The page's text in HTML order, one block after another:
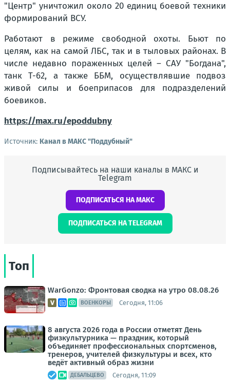
"Центр" уничтожил около 20 единиц боевой техники
формирований ВСУ.
Работают в режиме свободной охоты. Бьют по
целям, как на самой ЛБС, так и в тыловых районах. В
числе недавно пораженных целей – САУ "Богдана",
танк Т-62, а также ББМ, осуществлявшие подвоз
живой силы и боеприпасов для подразделений
боевиков.
https://max.ru/epoddubny
Источник: Канал в МАКС "Поддубный"
Подписывайтесь на наши каналы в МАКС и
Telegram
ПОДПИСАТЬСЯ НА МАКС
ПОДПИСАТЬСЯ НА TELEGRAM
Топ
WarGonzo: Фронтовая сводка на утро 08.08.26
ВОЕНКОРЫ Сегодня, 11:06
8 августа 2026 года в России отметят День
физкультурника — праздник, который
объединяет профессиональных спортсменов,
тренеров, учителей физкультуры и всех, кто
ведёт активный образ жизни
ДЕБАЛЬЦЕВО Сегодня, 11:09